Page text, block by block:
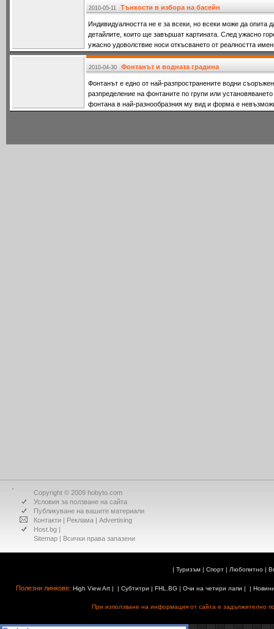
2010-05-11 Тънкости в избора на басейн
Индивидуалността не е за всеки, но всеки може да опита
детайлите, които ще завършат картината. След ужасно
ужасно удоволствие носи откъсването от реалността
2010-04-30 Фонтанът и водната градина
Фонтанът е едно от най-разпространените водни
разпределение на фонтаните по групи или
фонтана в най-разнообразния му вид и форма е
Copyright © 2009 hobyto.com
Условия за ползване на сайта
Публикуване на вашите материали
Контакти
Реклама
Advertising
Host.bg
Sitemap | Всички права запазени
Туризъм| Спорт| Любопитно|
Полезни линкове: High View Art| | Субтитри FHL.BG Очи на четири лапи
При използване на информация от сайта е задължително